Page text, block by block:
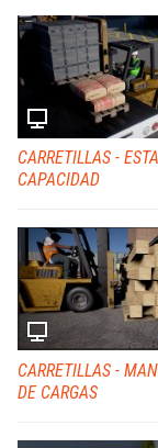
CARRETILLAS -
CAPACIDAD
CARRETILLAS -
DE CARGAS